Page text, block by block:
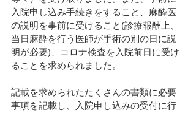
入院申し込み手続きをすること、麻酔医
の説明を事前に受けること(診療報酬上、
当日麻酔を行う医師が手術の別の日に説
明が必要)、コロナ検査を入院前日に受け
ることを求められました。
記載を求められたたくさんの書類に必要
事項を記載し、入院申し込みの受付に行